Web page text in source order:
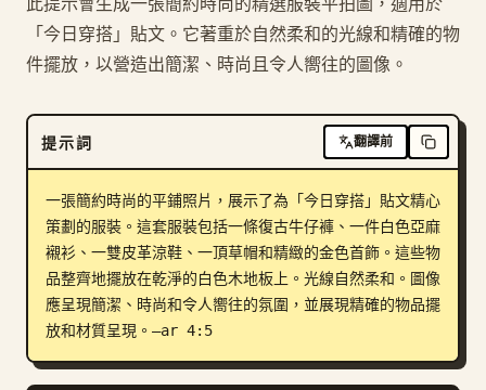
提示詞
定價
下載
部落格
更新
「今日穿搭」貼文。它著重於自然柔和的光線和精確的物
件擺放，以營造出簡潔、時尚且令人嚮往的圖像。
提示詞 翻譯前
一張簡約時尚的平鋪照片，展示了為「今日穿搭」貼文精心
策劃的服裝。這套服裝包括一條復古牛仔褲、一件白色亞麻
襯衫、一雙皮革涼鞋、一頂草帽和精緻的金色首飾。這些物
品整齊地擺放在乾淨的白色木地板上。光線自然柔和。圖像
應呈現簡潔、時尚和令人嚮往的氛圍，並展現精確的物品擺
放和材質呈現。–ar 4:5